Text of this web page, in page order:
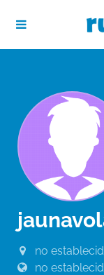
no
no